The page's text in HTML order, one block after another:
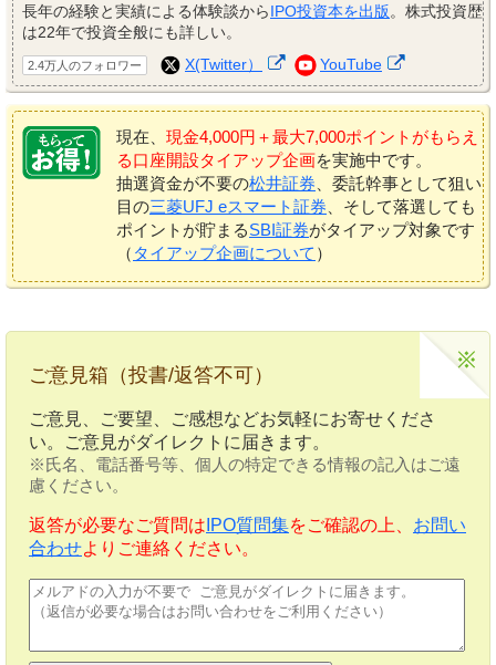
長年の経験と実績による体験談からIPO投資本を出版。株式投資歴
は22年で投資全般にも詳しい。
2.4万人のフォロワー X(Twitter） YouTube
現在、 現金4,000円＋最大7,000ポイントがもらえ
る口座開設タイアップ企画を実施中です。
抽選資金が不要の松井証券 、委託幹事として狙い
目の三菱UFJ eスマート証券 、そして落選しても
ポイントが貯まるSBI証券がタイアップ対象です
（ タイアップ企画について ）
ご意見箱（投書/返答不可）
ご意見、ご要望、ご感想などお気軽にお寄せくださ
い。ご意見がダイレクトに届きます。
※氏名、電話番号等、個人の特定できる情報の記入はご遠
慮ください。
返答が必要なご質問は IPO質問集をご確認の上、 お問い
合わせよりご連絡ください。